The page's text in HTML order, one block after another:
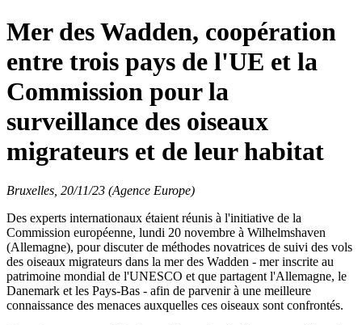
Mer des Wadden, coopération
entre trois pays de l'UE et la
Commission pour la
surveillance des oiseaux
migrateurs et de leur habitat
Bruxelles, 20/11/23 (Agence Europe)
Des experts internationaux étaient réunis à l'initiative de la
Commission européenne, lundi 20 novembre à Wilhelmshaven
(Allemagne), pour discuter de méthodes novatrices de suivi des vols
des oiseaux migrateurs dans la mer des Wadden - mer inscrite au
patrimoine mondial de l'UNESCO et que partagent l'Allemagne, le
Danemark et les Pays-Bas - afin de parvenir à une meilleure
connaissance des menaces auxquelles ces oiseaux sont confrontés.